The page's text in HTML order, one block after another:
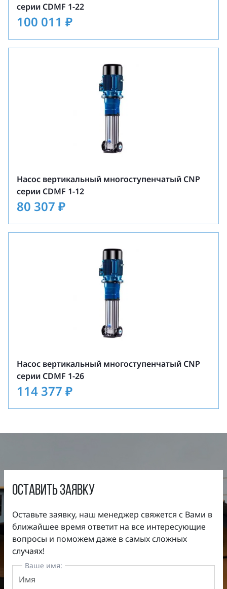
серии CDMF 1-22
100 011 ₽
Насос вертикальный многоступенчатый CNP
серии CDMF 1-12
80 307 ₽
Насос вертикальный многоступенчатый CNP
серии CDMF 1-26
114 377 ₽
оставить заявку
Оставьте заявку, наш менеджер свяжется с Вами в
ближайшее время ответит на все интересующие
вопросы и поможем даже в самых сложных
случаях!
Ваше имя: